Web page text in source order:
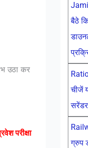
उठा कर
परीक्षा
बैठे
चीजें
सरेंडर
ग्रुप